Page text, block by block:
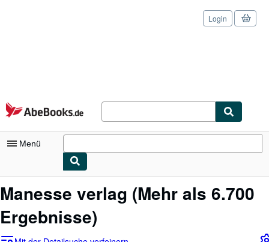
Zum Hauptinhalt
AbeBooks.de
Login
Menü
Nutzerkonto
Logout
Manesse verlag (Mehr als 6.700
Ergebnisse)